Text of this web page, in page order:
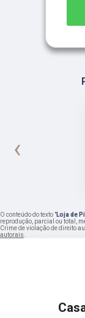
‹
O conteúdo do texto "Loja de
reprodução, parcial ou total,
Crime de violação de direito
autorais